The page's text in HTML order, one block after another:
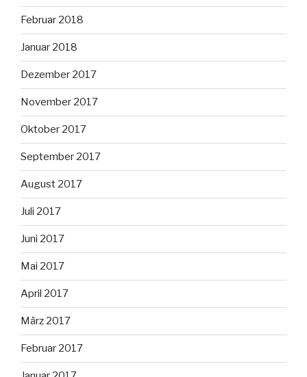
Februar 2018
Januar 2018
Dezember 2017
November 2017
Oktober 2017
September 2017
August 2017
Juli 2017
Juni 2017
Mai 2017
April 2017
März 2017
Februar 2017